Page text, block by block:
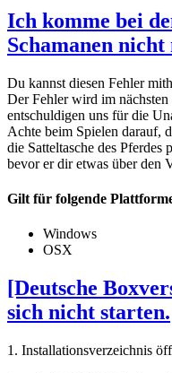
Ich komme bei
Schamanen
Du kannst diesen Fehler
Der Fehler wird im
entschuldigen uns für die
Achte beim Spielen darauf,
die Satteltasche des Pferdes
bevor er dir etwas über den
Gilt für folgende
Windows
OSX
[Deutsche
sich nicht starten.
1. Installationsverzeichnis